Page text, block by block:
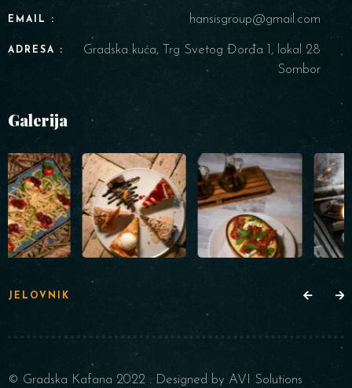
EMAIL : hansisgroup@gmail.com
ADRESA :
Gradska kuća, Trg Svetog Đorđa 1, lokal 28
Sombor
Galerija
JELOVNIK
© Gradska Kafana 2022 . Designed by AVI Solutions